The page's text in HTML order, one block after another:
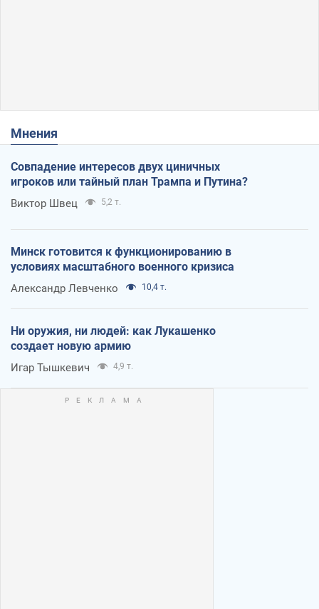
Мнения
Совпадение интересов двух циничных
игроков или тайный план Трампа и Путина?
Виктор Швец 5,2 т.
Минск готовится к функционированию в
условиях масштабного военного кризиса
Александр Левченко 10,4 т.
Ни оружия, ни людей: как Лукашенко
создает новую армию
Игар Тышкевич 4,9 т.